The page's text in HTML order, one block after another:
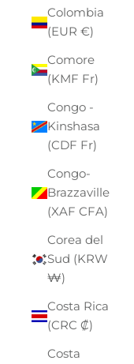
Colombia
(EUR €)
Comore
(KMF Fr)
Congo -
Kinshasa
(CDF Fr)
Congo-
Brazzaville
(XAF CFA)
Corea del
Sud (KRW
₩)
Costa Rica
(CRC ₡)
Costa